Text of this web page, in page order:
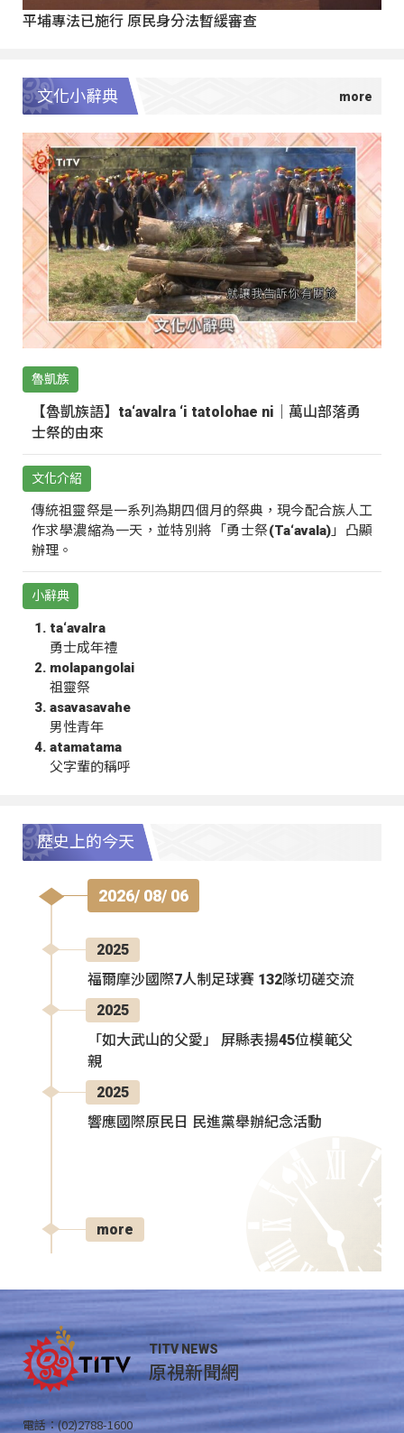
平埔專法已施行 原民身分法暫緩審查
文化小辭典
魯凱族
【魯凱族語】ta‘avalra ‘i tatolohae ni｜萬山部落勇
士祭的由來
文化介紹
傳統祖靈祭是一系列為期四個月的祭典，現今配合族人工
作求學濃縮為一天，並特別將「勇士祭(Ta‘avala)」凸顯
辦理。
小辭典
ta‘avalra
勇士成年禮
molapangolai
祖靈祭
asavasavahe
男性青年
atamatama
父字輩的稱呼
歷史上的今天
2026/ 08/ 06
2025
福爾摩沙國際7人制足球賽 132隊切磋交流
2025
「如大武山的父愛」 屏縣表揚45位模範父
親
2025
響應國際原民日 民進黨舉辦紀念活動
more
TITV NEWS
原視新聞網
電話：(02)2788-1600